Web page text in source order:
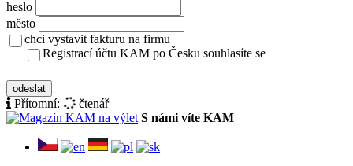
heslo
město
chci vystavit fakturu na firmu
Registrací účtu KAM po Česku souhlasíte se
odeslat
Přítomní:
čtenář
S námi víte KAM